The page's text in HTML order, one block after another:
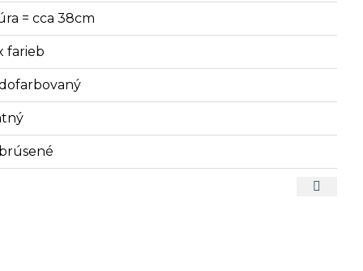
= cca 38cm
farieb